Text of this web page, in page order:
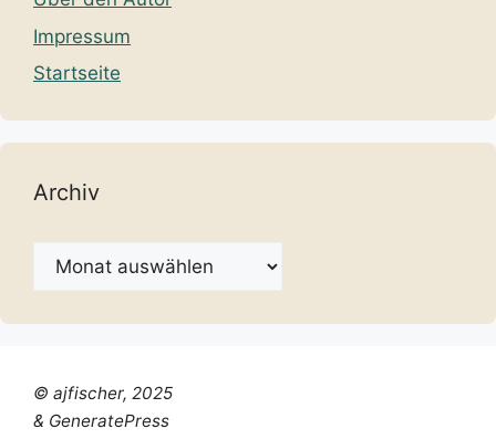
Impressum
Startseite
Archiv
Archiv
© ajfischer, 2025
& GeneratePress